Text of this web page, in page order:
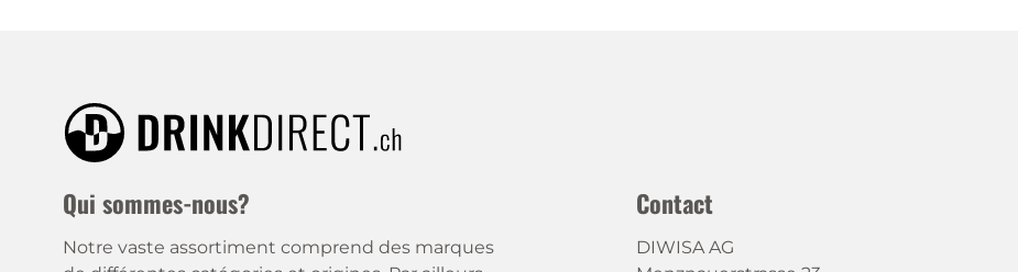
Qui sommes-nous?
Notre vaste assortiment comprend des marques
Contact
DIWISA AG